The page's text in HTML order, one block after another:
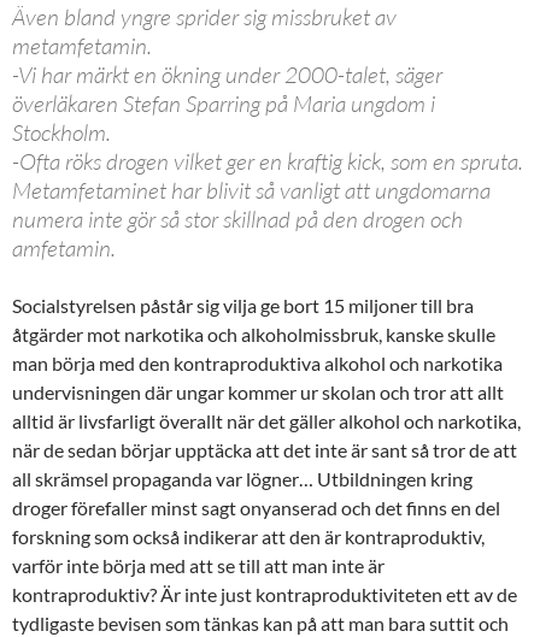
Även bland yngre sprider sig missbruket av
metamfetamin.
-Vi har märkt en ökning under 2000-talet, säger
överläkaren Stefan Sparring på Maria ungdom i
Stockholm.
-Ofta röks drogen vilket ger en kraftig kick, som en spruta.
Metamfetaminet har blivit så vanligt att ungdomarna
numera inte gör så stor skillnad på den drogen och
amfetamin.
Socialstyrelsen påstår sig vilja ge bort 15 miljoner till bra
åtgärder mot narkotika och alkoholmissbruk, kanske skulle
man börja med den kontraproduktiva alkohol och narkotika
undervisningen där ungar kommer ur skolan och tror att allt
alltid är livsfarligt överallt när det gäller alkohol och narkotika,
när de sedan börjar upptäcka att det inte är sant så tror de att
all skrämsel propaganda var lögner… Utbildningen kring
droger förefaller minst sagt onyanserad och det finns en del
forskning som också indikerar att den är kontraproduktiv,
varför inte börja med att se till att man inte är
kontraproduktiv? Är inte just kontraproduktiviteten ett av de
tydligaste bevisen som tänkas kan på att man bara suttit och